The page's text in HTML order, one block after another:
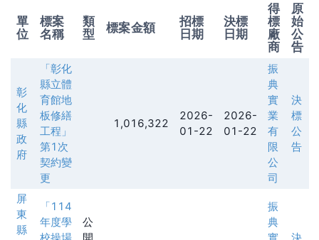
單
位
標案
名稱
類
型
標案金額
招標
日期
決標
日期
得
標
廠
商
原
始
公
告
彰
化
縣
政
府
「彰化
縣立體
育館地
板修繕
工程」
第1次
契約變
更
1,016,322
2026-
01-22
2026-
01-22
振
典
實
業
有
限
公
司
決
標
公
告
屏
東
縣
「114
年度學
公
振
典